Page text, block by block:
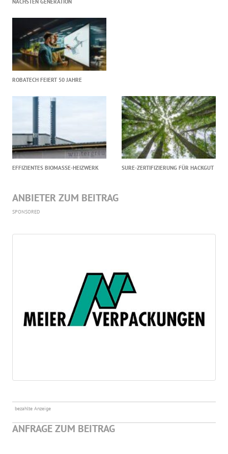
NÄCHSTEN GENERATION
ROBATECH FEIERT 50 JAHRE
EFFIZIENTES BIOMASSE-HEIZWERK SURE-ZERTIFIZIERUNG FÜR HACKGUT
ANBIETER ZUM BEITRAG
SPONSORED
bezahlte Anzeige
ANFRAGE ZUM BEITRAG